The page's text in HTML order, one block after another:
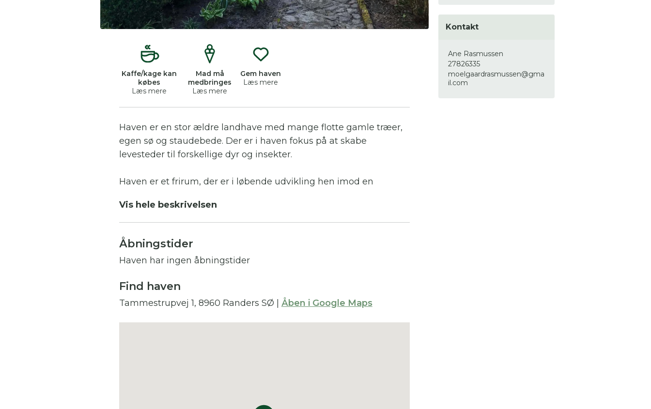
Kaffe/kage kan
købes
Læs mere
Mad må
medbringes
Læs mere
Gem haven
Læs mere
Haven er en stor ældre landhave med mange flotte gamle træer,
egen sø og staudebede. Der er i haven fokus på at skabe
levesteder til forskellige dyr og insekter.
Haven er et frirum, der er i løbende udvikling hen imod en
Ud over selve haven er der mulighed for at gå en tur på marken,
hvor der er en smuk udsigt ud over landskabet.
Mulighed for at tage en spand/pose med hestegødning med efter
Vis hele beskrivelsen
Åbningstider
Haven har ingen åbningstider
Find haven
Tammestrupvej 1, 8960 Randers SØ | Åben i Google Maps
Kontakt
Ane Rasmussen
27826335
moelgaardrasmussen@gma
il.com